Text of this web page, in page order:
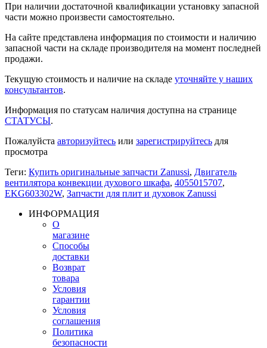
При наличии достаточной квалификации установку запасной
части можно произвести самостоятельно.
На сайте представлена информация по стоимости и наличию
запасной части на складе производителя на момент последней
продажи.
Текущую стоимость и наличие на складе уточняйте у наших
консультантов.
Информация по статусам наличия доступна на странице
СТАТУСЫ.
Пожалуйста авторизуйтесь или зарегистрируйтесь для
просмотра
Теги: Купить оригинальные запчасти Zanussi, Двигатель
вентилятора конвекции духового шкафа, 4055015707,
EKG603302W, Запчасти для плит и духовок Zanussi
ИНФОРМАЦИЯ
О
магазине
Способы
доставки
Возврат
товара
Условия
гарантии
Условия
соглашения
Политика
безопасности